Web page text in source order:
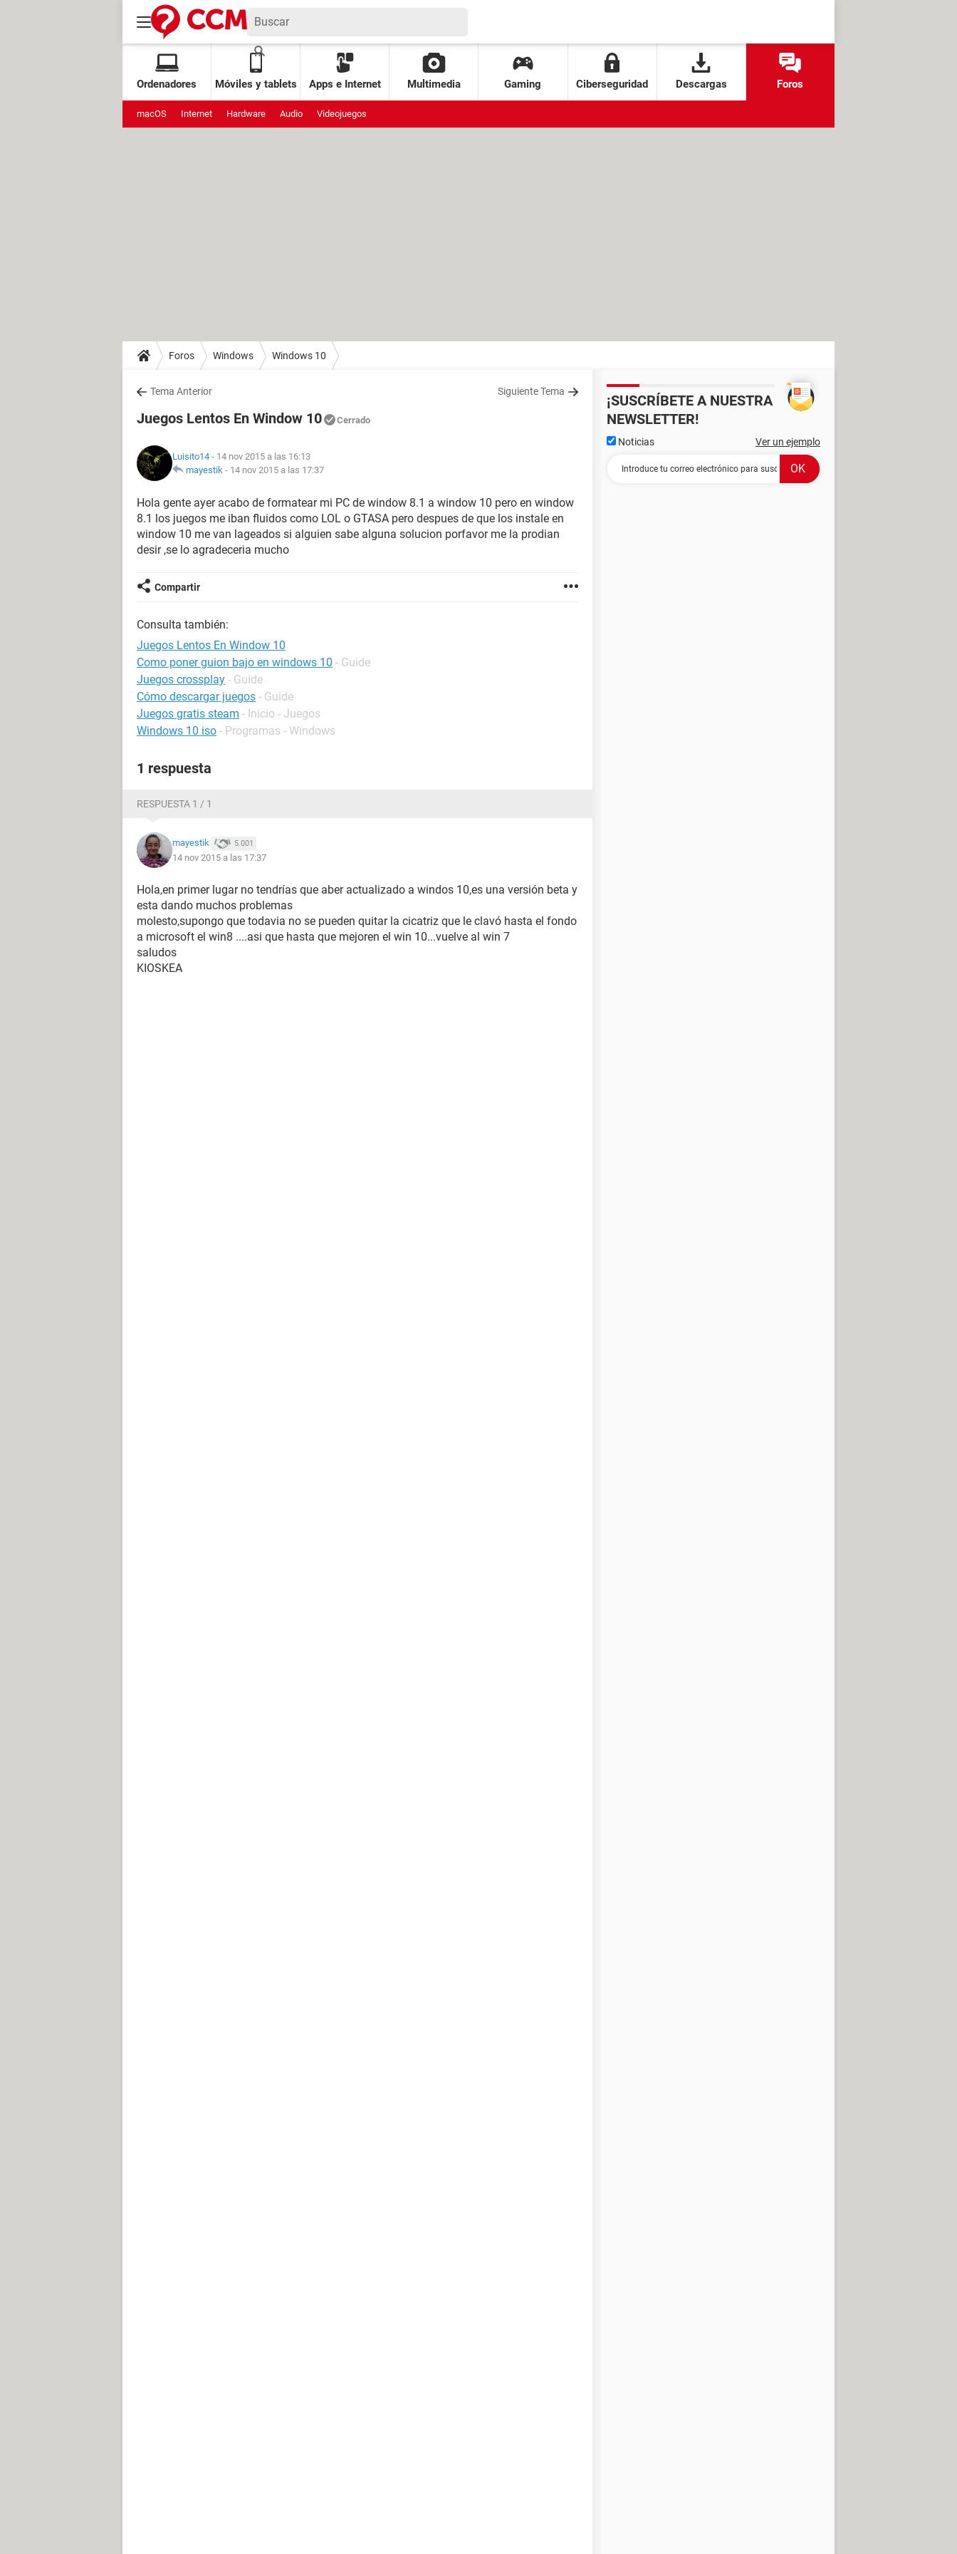
Ordenadores Móviles y tablets Apps e Internet Multimedia Gaming Ciberseguridad Descargas Foros
macOS Internet Hardware Audio Videojuegos
Foros Windows Windows 10
Tema Anterior Siguiente Tema
Juegos Lentos En Window 10 Cerrado
Luisito14 - 14 nov 2015 a las 16:13
mayestik - 14 nov 2015 a las 17:37
Hola gente ayer acabo de formatear mi PC de window 8.1 a window 10 pero en window
8.1 los juegos me iban fluidos como LOL o GTASA pero despues de que los instale en
window 10 me van lageados si alguien sabe alguna solucion porfavor me la prodian
desir ,se lo agradeceria mucho
Compartir
Consulta también:
Juegos Lentos En Window 10
Como poner guion bajo en windows 10 - Guide
Juegos crossplay - Guide
Cómo descargar juegos - Guide
Juegos gratis steam - Inicio - Juegos
Windows 10 iso - Programas - Windows
1 respuesta
RESPUESTA 1 / 1
mayestik 5.001
14 nov 2015 a las 17:37
Hola,en primer lugar no tendrías que aber actualizado a windos 10,es una versión beta y
esta dando muchos problemas
molesto,supongo que todavia no se pueden quitar la cicatriz que le clavó hasta el fondo
a microsoft el win8 ....asi que hasta que mejoren el win 10...vuelve al win 7
saludos
KIOSKEA
¡SUSCRÍBETE A NUESTRA
NEWSLETTER!
Noticias Ver un ejemplo